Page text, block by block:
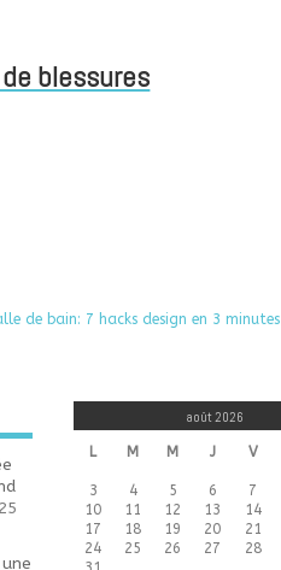
blessures
de bain: 7 hacks design en 3 minutes
25
août 2026
L M M J V
3
4 5 6 7
10
11 12 13 14
17
18 19 20 21
24
25 26 27 28